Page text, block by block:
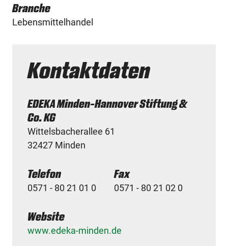
Branche
Lebensmittelhandel
Kontaktdaten
EDEKA Minden-Hannover Stiftung &
Co. KG
Wittelsbacherallee 61
32427 Minden
Telefon
0571 - 80 21 01 0
Fax
0571 - 80 21 02 0
Website
www.edeka-minden.de